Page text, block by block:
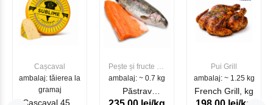
Cașcaval
ambalaj: tăierea la
gramaj
Cascaval 45%
Pește și fructe de
mare
ambalaj: ~ 0.7 kg
Păstrav
Pui Grill
ambalaj: ~ 1.25 kg
French Grill, kg